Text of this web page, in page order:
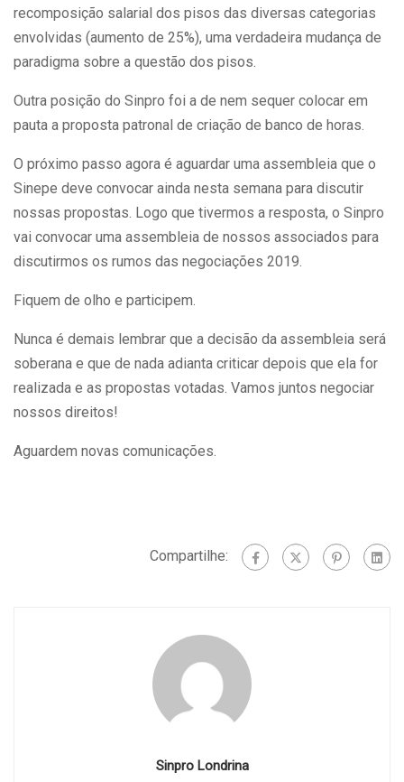
recomposição salarial dos pisos das diversas categorias
envolvidas (aumento de 25%), uma verdadeira mudança de
paradigma sobre a questão dos pisos.
Outra posição do Sinpro foi a de nem sequer colocar em
pauta a proposta patronal de criação de banco de horas.
O próximo passo agora é aguardar uma assembleia que o
Sinepe deve convocar ainda nesta semana para discutir
nossas propostas. Logo que tivermos a resposta, o Sinpro
vai convocar uma assembleia de nossos associados para
discutirmos os rumos das negociações 2019.
Fiquem de olho e participem.
Nunca é demais lembrar que a decisão da assembleia será
soberana e que de nada adianta criticar depois que ela for
realizada e as propostas votadas. Vamos juntos negociar
nossos direitos!
Aguardem novas comunicações.
Compartilhe:
Sinpro Londrina